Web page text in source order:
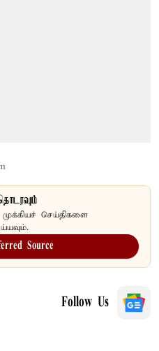
செய்திகளை
Source
Follow Us